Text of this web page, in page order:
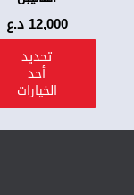
12,000 د.ع
تحديد
أحد
الخيارات